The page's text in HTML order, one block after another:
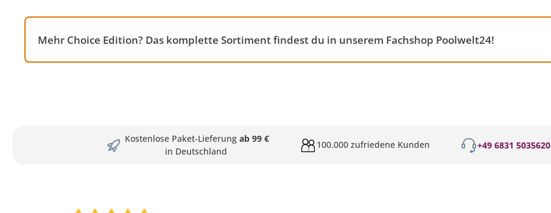
Mehr Choice Edition? Das komplette Sortiment findest du in unserem Fachshop Poolwelt24!
Kostenlose Paket-Lieferung ab 99 €
in Deutschland
100.000 zufriedene Kunden +49 6831 5035620